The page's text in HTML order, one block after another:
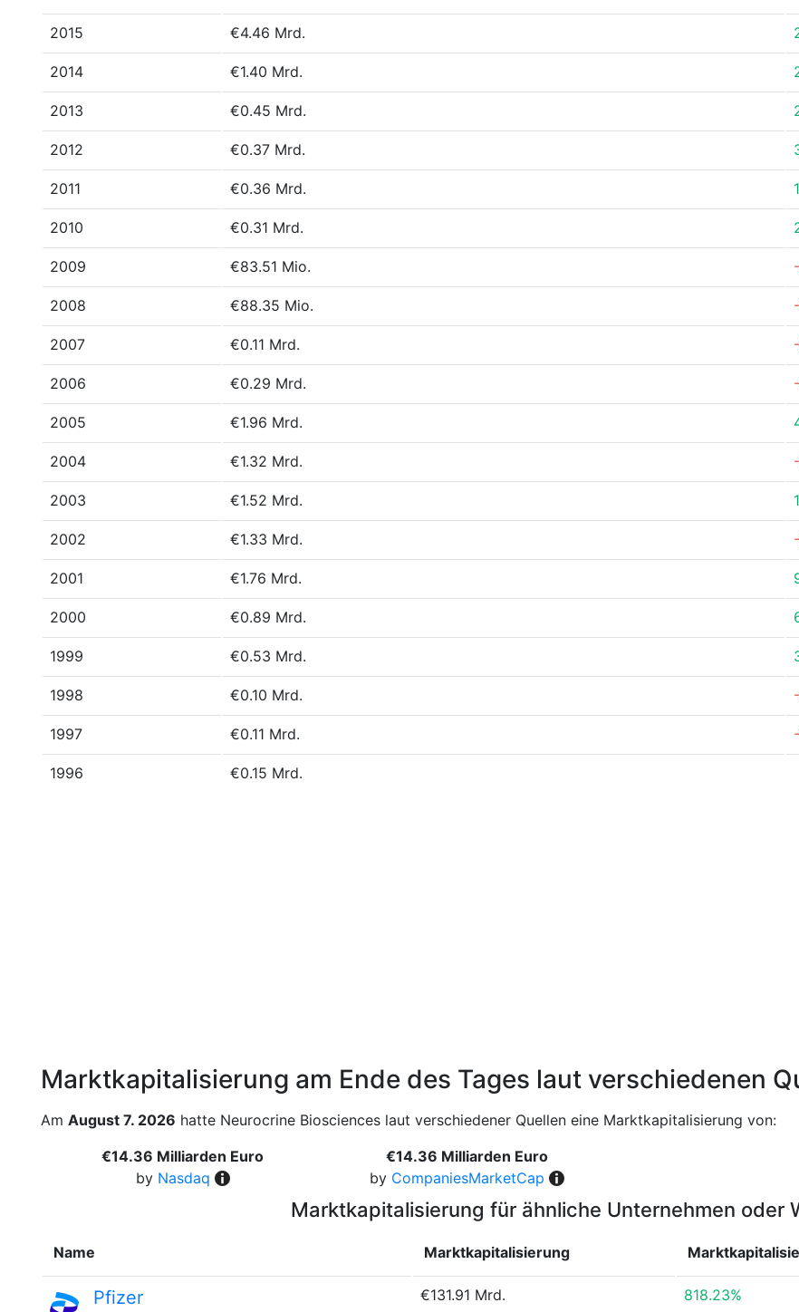
2015 €4.46 Mrd.
2014 €1.40 Mrd.
2013 €0.45 Mrd.
2012 €0.37 Mrd.
2011 €0.36 Mrd.
2010 €0.31 Mrd.
2009 €83.51 Mio.
2008 €88.35 Mio.
2007 €0.11 Mrd.
2006 €0.29 Mrd.
2005 €1.96 Mrd.
2004 €1.32 Mrd.
2003 €1.52 Mrd.
2002 €1.33 Mrd.
2001 €1.76 Mrd.
2000 €0.89 Mrd.
1999 €0.53 Mrd.
1998 €0.10 Mrd.
1997 €0.11 Mrd.
1996 €0.15 Mrd.
Marktkapitalisierung am Ende des Tages laut verschiedenen
Am August 7. 2026 hatte Neurocrine Biosciences laut verschiedener Quellen eine Marktkapitalisierung von:
€14.36 Milliarden Euro
by Nasdaq
€14.36 Milliarden Euro
by CompaniesMarketCap
Marktkapitalisierung für ähnliche Unternehmen oder
Name Marktkapitalisierung
Pfizer €131.91 Mrd. 818.23%